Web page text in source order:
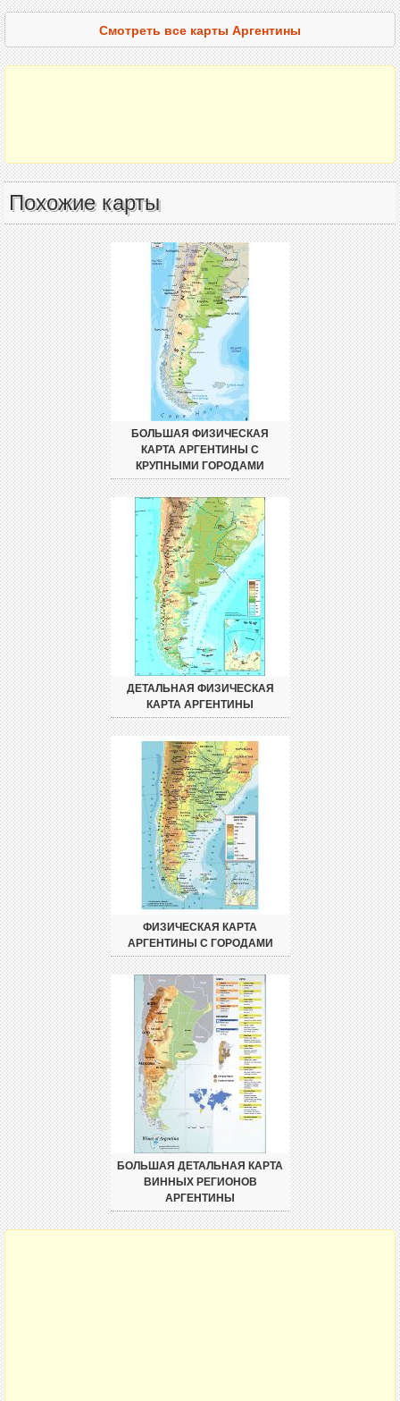
Смотреть все карты Аргентины
Похожие карты
БОЛЬШАЯ ФИЗИЧЕСКАЯ
КАРТА АРГЕНТИНЫ С
КРУПНЫМИ ГОРОДАМИ
ДЕТАЛЬНАЯ ФИЗИЧЕСКАЯ
КАРТА АРГЕНТИНЫ
ФИЗИЧЕСКАЯ КАРТА
АРГЕНТИНЫ С ГОРОДАМИ
БОЛЬШАЯ ДЕТАЛЬНАЯ КАРТА
ВИННЫХ РЕГИОНОВ
АРГЕНТИНЫ